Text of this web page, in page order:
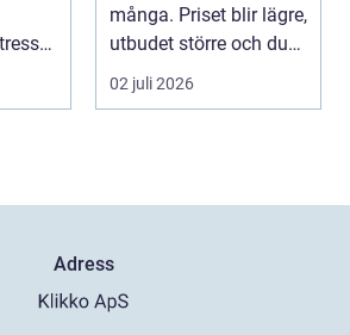
många. Priset blir lägre,
utbudet större och du
kan ofta få e...
02 juli 2026
Adress